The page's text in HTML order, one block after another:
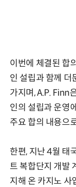
이번에 체결된 합
인 설립과 함께 더
가지며, A.P. Finn
인의 설립과 운영
주요 합의 내용으
한편, 지난 4월 태
트 복합단지 개발
지해 온 카지노 사